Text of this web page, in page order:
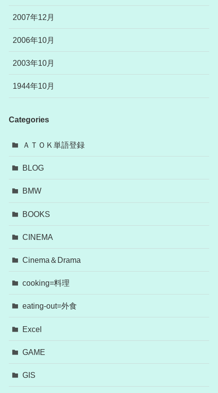
2007年12月
2006年10月
2003年10月
1944年10月
Categories
ＡＴＯＫ単語登録
BLOG
BMW
BOOKS
CINEMA
Cinema＆Drama
cooking=料理
eating-out=外食
Excel
GAME
GIS